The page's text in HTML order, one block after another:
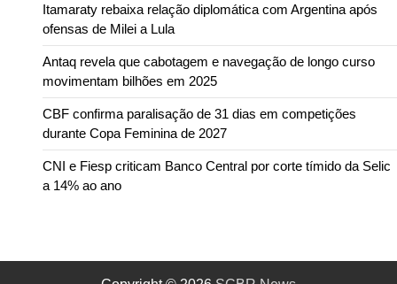
Itamaraty rebaixa relação diplomática com Argentina após
ofensas de Milei a Lula
Antaq revela que cabotagem e navegação de longo curso
movimentam bilhões em 2025
CBF confirma paralisação de 31 dias em competições
durante Copa Feminina de 2027
CNI e Fiesp criticam Banco Central por corte tímido da Selic
a 14% ao ano